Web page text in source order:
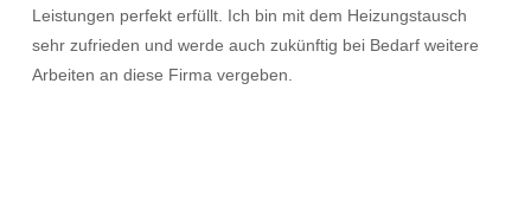
Leistungen perfekt erfüllt. Ich bin mit dem Heizungstausch
sehr zufrieden und werde auch zukünftig bei Bedarf weitere
Arbeiten an diese Firma vergeben.